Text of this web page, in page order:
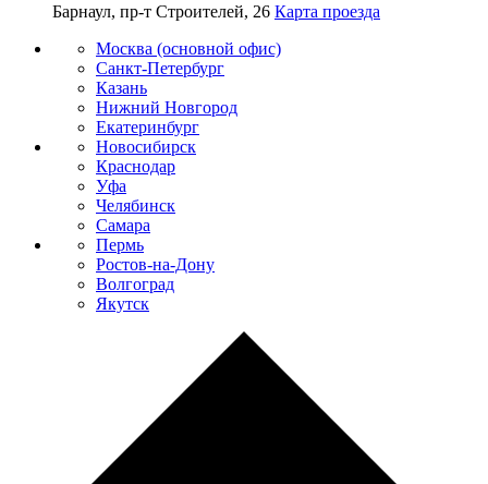
Барнаул, пр-т Строителей, 26 Карта проезда
Москва (основной офис)
Санкт-Петербург
Казань
Нижний Новгород
Екатеринбург
Новосибирск
Краснодар
Уфа
Челябинск
Самара
Пермь
Ростов-на-Дону
Волгоград
Якутск